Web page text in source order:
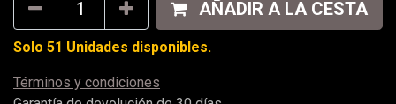
AÑADIR A LA CESTA
Solo 51 Unidades disponibles.
Términos y condiciones